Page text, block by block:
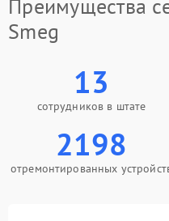
Преимущества
Smeg
13
сотрудников в штате
2198
отремонтированных